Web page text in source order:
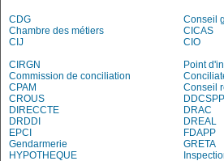
CDG
Conseil
Chambre des métiers
CICAS
CIJ
CIO
CIRGN
Point
Commission de conciliation
CPAM
Conseil
CROUS
DDCSPP
DIRECCTE
DRAC
DRDDI
DREAL
EPCI
FDAPP
Gendarmerie
GRETA
HYPOTHEQUE